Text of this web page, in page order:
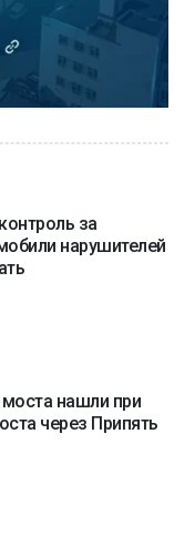
за
нарушителей
нашли при
через Припять